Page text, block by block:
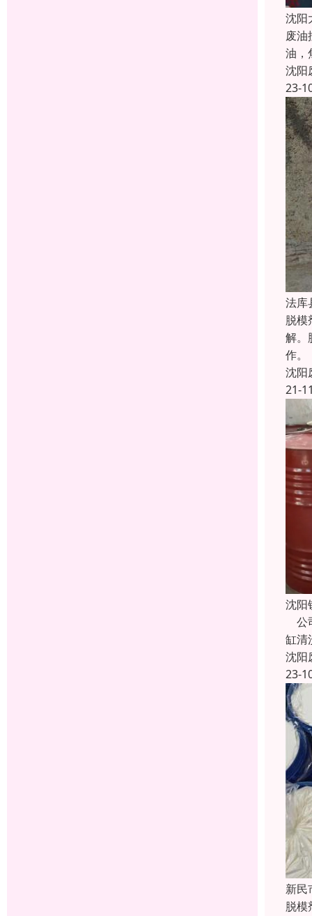
沈阳
废油
油，
沈阳
23-
法库
脱模
解。
作。
沈阳
21-
沈阳
公
缸清
沈阳
23-
新民
脱模